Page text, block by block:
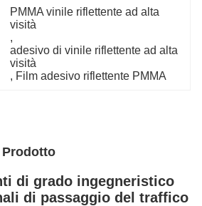
PMMA vinile riflettente ad alta
visità
,
adesivo di vinile riflettente ad alta
visità
, Film adesivo riflettente PMMA
Prodotto
di grado ingegneristico
di passaggio del traffico